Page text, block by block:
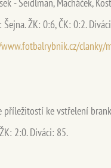
ŽK: 0:6, ČK: 0:2.
clanky/
příležitostí ke vstřelení
2:0. Diváci: 85.